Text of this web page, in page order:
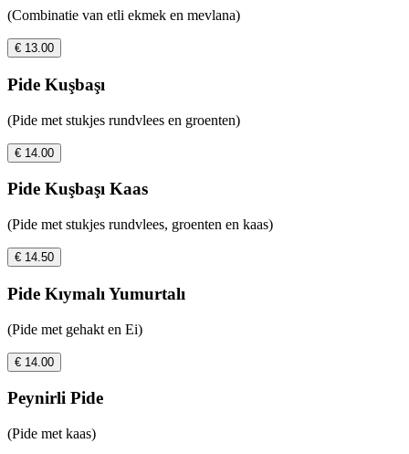
(Combinatie van etli ekmek en mevlana)
€ 13.00
Pide Kuşbaşı
(Pide met stukjes rundvlees en groenten)
€ 14.00
Pide Kuşbaşı Kaas
(Pide met stukjes rundvlees, groenten en kaas)
€ 14.50
Pide Kıymalı Yumurtalı
(Pide met gehakt en Ei)
€ 14.00
Peynirli Pide
(Pide met kaas)